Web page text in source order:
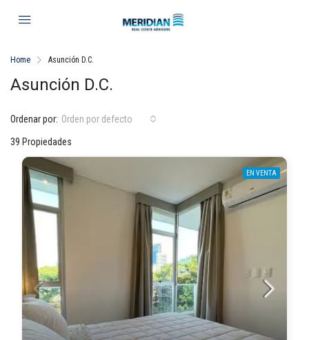
Home Asunción D.C.
Asunción D.C.
39 Propiedades
Ordenar por: Orden por defecto
EN VENTA